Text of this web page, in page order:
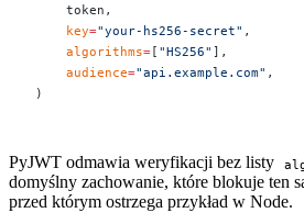
    token,
    key
="your-hs256-secret" ,
    algorithms
= [ "HS256" ],
    audience
="api.example.com" ,
)
PyJWT odmawia weryfikacji bez listy
domyślny zachowanie, które blokuje ten
przed którym ostrzega przykład w Node.